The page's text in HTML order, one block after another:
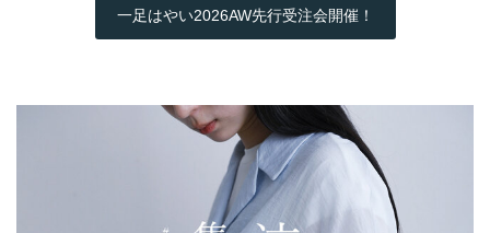
一足はやい2026AW先行受注会開催！